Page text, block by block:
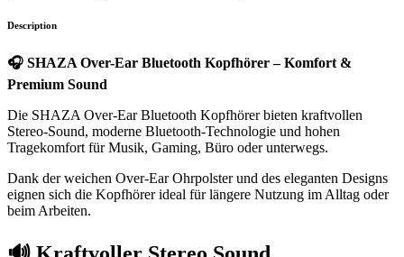
Description
🎧 SHAZA Over-Ear Bluetooth Kopfhörer – Komfort &
Premium Sound
Die SHAZA Over-Ear Bluetooth Kopfhörer bieten kraftvollen
Stereo-Sound, moderne Bluetooth-Technologie und hohen
Tragekomfort für Musik, Gaming, Büro oder unterwegs.
Dank der weichen Over-Ear Ohrpolster und des eleganten Designs
eignen sich die Kopfhörer ideal für längere Nutzung im Alltag oder
beim Arbeiten.